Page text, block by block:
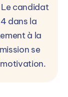
candidat
dans la
à la
se